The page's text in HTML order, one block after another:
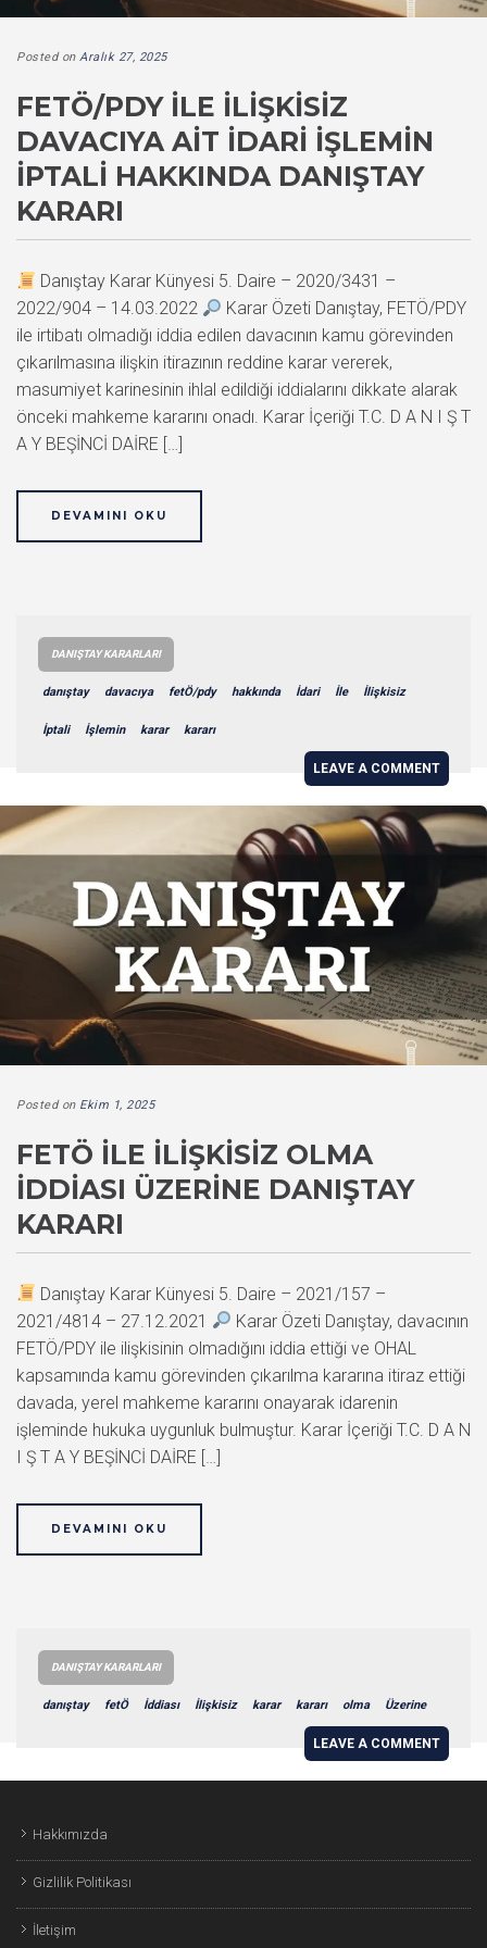
Posted on Aralık 27, 2025
FETÖ/PDY İLE İLIŞKISIZ
DAVACIYA AIT İDARI İŞLEMIN
İPTALI HAKKINDA DANIŞTAY
KARARI
Danıştay Karar Künyesi 5. Daire – 2020/3431 –
2022/904 – 14.03.2022
Karar Özeti Danıştay, FETÖ/PDY
ile irtibatı olmadığı iddia edilen davacının kamu görevinden
çıkarılmasına ilişkin itirazının reddine karar vererek,
masumiyet karinesinin ihlal edildiği iddialarını dikkate alarak
önceki mahkeme kararını onadı. Karar İçeriği T.C. D A N I Ş T
A Y BEŞİNCİ DAİRE […]
DEVAMINI OKU
DANIŞTAY KARARLARI
danıştay davacıya fetÖ/pdy hakkında İdari İle İlişkisiz
İptali İşlemin karar kararı
LEAVE A COMMENT
Posted on Ekim 1, 2025
FETÖ ILE İLIŞKISIZ OLMA
İDDIASI ÜZERINE DANIŞTAY
KARARI
Danıştay Karar Künyesi 5. Daire – 2021/157 –
2021/4814 – 27.12.2021
Karar Özeti Danıştay, davacının
FETÖ/PDY ile ilişkisinin olmadığını iddia ettiği ve OHAL
kapsamında kamu görevinden çıkarılma kararına itiraz ettiği
davada, yerel mahkeme kararını onayarak idarenin
işleminde hukuka uygunluk bulmuştur. Karar İçeriği T.C. D A N
I Ş T A Y BEŞİNCİ DAİRE […]
DEVAMINI OKU
DANIŞTAY KARARLARI
danıştay fetÖ İddiası İlişkisiz karar kararı olma Üzerine
LEAVE A COMMENT
Hakkımızda
Gizlilik Politikası
İletişim